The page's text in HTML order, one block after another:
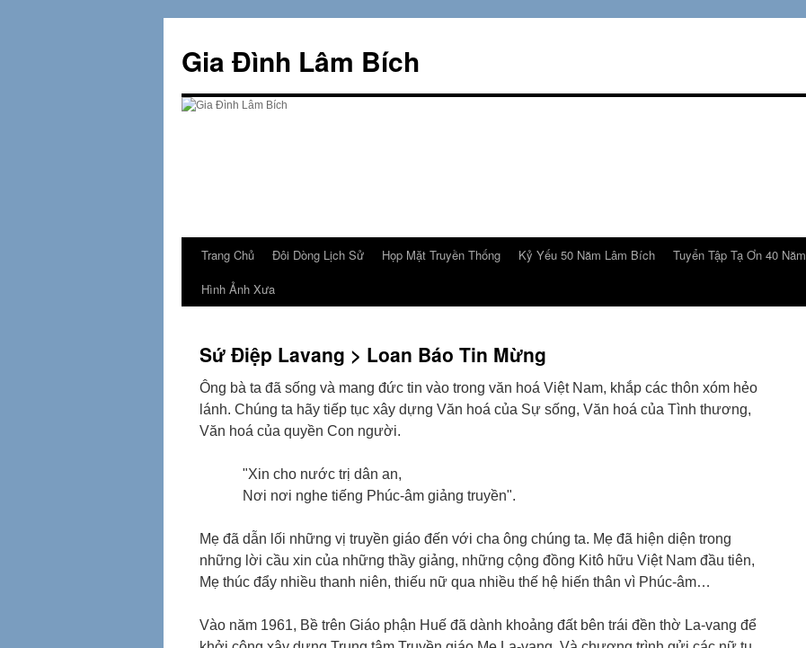
content
Gia Đình Lâm Bích
Trang Chủ Đôi Dòng Lịch Sử Họp Mặt Truyền Thống Kỷ Yếu 50 Năm Lâm Bích Tuyển Tập Tạ Ơn 40 Năm
Hình Ảnh Xưa
Sứ Ðiệp Lavang > Loan Báo Tin Mừng
Ông bà ta đã sống và mang đức tin vào trong văn hoá Việt Nam, khắp các thôn xóm hẻo
lánh. Chúng ta hãy tiếp tục xây dựng Văn hoá của Sự sống, Văn hoá của Tình thương,
Văn hoá của quyền Con người.
"Xin cho nước trị dân an,
Nơi nơi nghe tiếng Phúc-âm giảng truyền".
Mẹ đã dẫn lối những vị truyền giáo đến với cha ông chúng ta. Mẹ đã hiện diện trong
những lời cầu xin của những thầy giảng, những cộng đồng Kitô hữu Việt Nam đầu tiên,
Mẹ thúc đẩy nhiều thanh niên, thiếu nữ qua nhiều thế hệ hiến thân vì Phúc-âm…
Vào năm 1961, Bề trên Giáo phận Huế đã dành khoảng đất bên trái đền thờ La-vang để